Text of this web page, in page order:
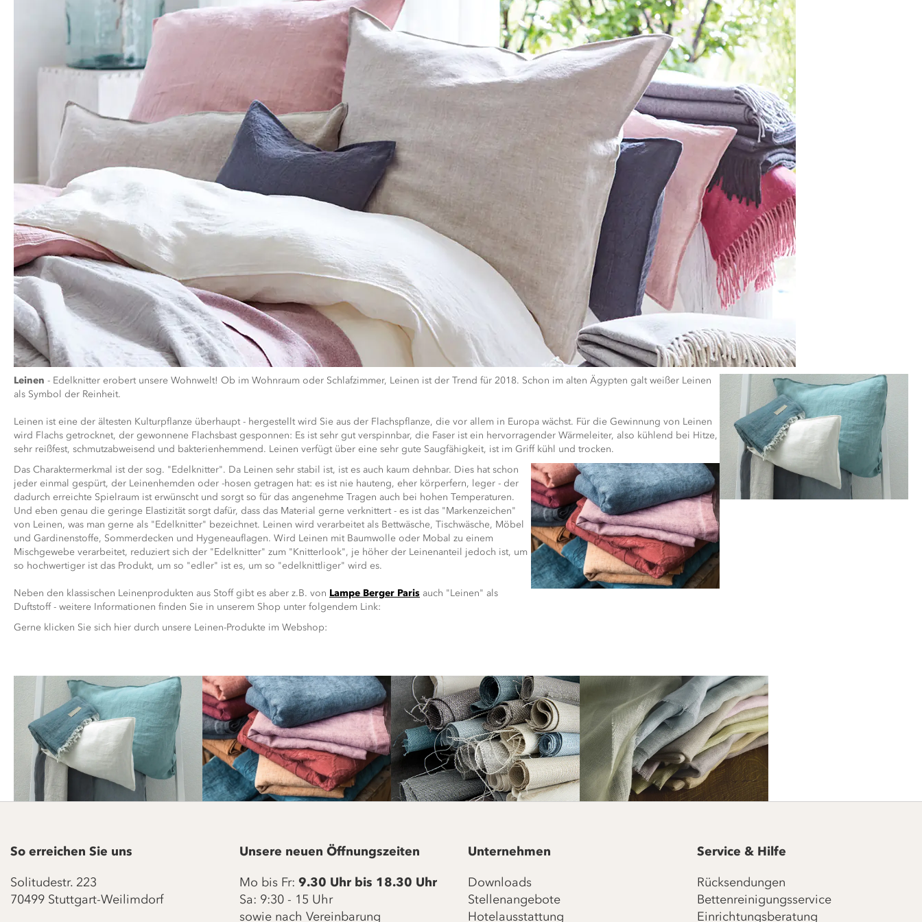
Leinen - Edelknitter erobert unsere Wohnwelt! Ob im Wohnraum oder Schlafzimmer, Leinen ist der Trend für 2018. Schon im alten Ägypten galt weißer Leinen
als Symbol der Reinheit.
Leinen ist eine der ältesten Kulturpflanze überhaupt - hergestellt wird Sie aus der Flachspflanze, die vor allem in Europa wächst. Für die Gewinnung von Leinen
wird Flachs getrocknet, der gewonnene Flachsbast gesponnen: Es ist sehr gut verspinnbar, die Faser ist ein hervorragender Wärmeleiter, also kühlend bei Hitze,
sehr reißfest, schmutzabweisend und bakterienhemmend. Leinen verfügt über eine sehr gute Saugfähigkeit, ist im Griff kühl und trocken.
Das Charaktermerkmal ist der sog. "Edelknitter". Da Leinen sehr stabil ist, ist es auch kaum dehnbar. Dies hat schon
jeder einmal gespürt, der Leinenhemden oder -hosen getragen hat: es ist nie hauteng, eher körperfern, leger - der
dadurch erreichte Spielraum ist erwünscht und sorgt so für das angenehme Tragen auch bei hohen Temperaturen.
Und eben genau die geringe Elastizität sorgt dafür, dass das Material gerne verknittert - es ist das "Markenzeichen"
von Leinen, was man gerne als "Edelknitter" bezeichnet. Leinen wird verarbeitet als Bettwäsche, Tischwäsche, Möbel
und Gardinenstoffe, Sommerdecken und Hygeneauflagen. Wird Leinen mit Baumwolle oder Mobal zu einem
Mischgewebe verarbeitet, reduziert sich der "Edelknitter" zum "Knitterlook", je höher der Leinenanteil jedoch ist, um
so hochwertiger ist das Produkt, um so "edler" ist es, um so "edelknittliger" wird es.
Neben den klassischen Leinenprodukten aus Stoff gibt es aber z.B. von Lampe Berger Paris auch "Leinen" als
Duftstoff - weitere Informationen finden Sie in unserem Shop unter folgendem Link:
Gerne klicken Sie sich hier durch unsere Leinen-Produkte im Webshop:
So erreichen Sie uns
Solitudestr. 223
70499 Stuttgart-Weilimdorf
Unsere neuen Öffnungszeiten
Mo bis Fr: 9.30 Uhr bis 18.30 Uhr
Sa: 9:30 - 15 Uhr
sowie nach Vereinbarung
Unternehmen
Downloads
Stellenangebote
Hotelausstattung
Service & Hilfe
Rücksendungen
Bettenreinigungsservice
Einrichtungsberatung